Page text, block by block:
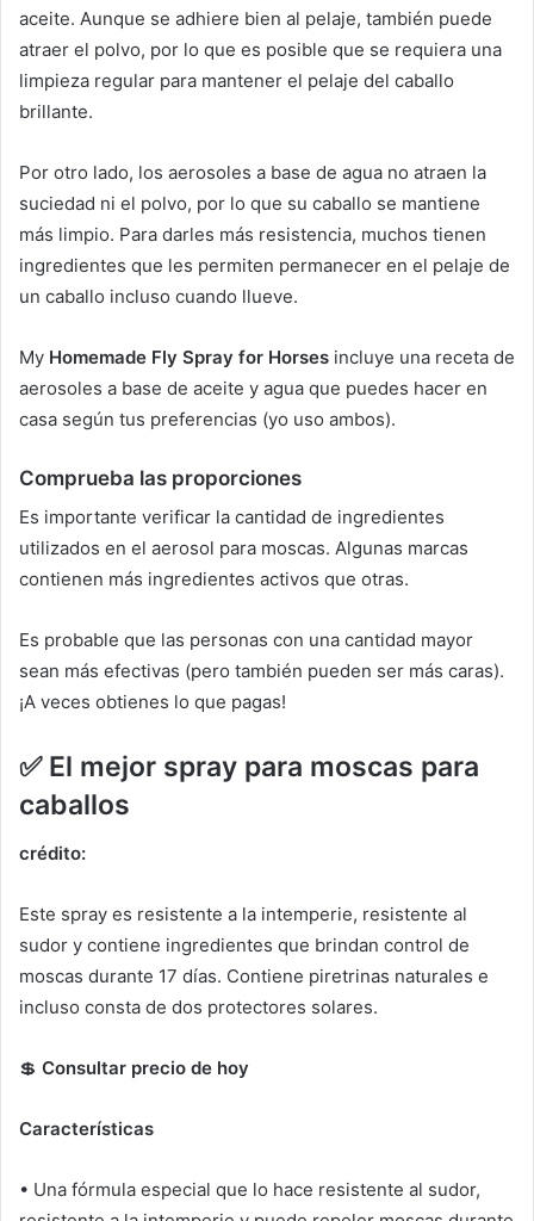
aceite. Aunque se adhiere bien al pelaje, también puede
atraer el polvo, por lo que es posible que se requiera una
limpieza regular para mantener el pelaje del caballo
brillante.
Por otro lado, los aerosoles a base de agua no atraen la
suciedad ni el polvo, por lo que su caballo se mantiene
más limpio. Para darles más resistencia, muchos tienen
ingredientes que les permiten permanecer en el pelaje de
un caballo incluso cuando llueve.
My Homemade Fly Spray for Horses incluye una receta de
aerosoles a base de aceite y agua que puedes hacer en
casa según tus preferencias (yo uso ambos).
Comprueba las proporciones
Es importante verificar la cantidad de ingredientes
utilizados en el aerosol para moscas. Algunas marcas
contienen más ingredientes activos que otras.
Es probable que las personas con una cantidad mayor
sean más efectivas (pero también pueden ser más caras).
¡A veces obtienes lo que pagas!
✅ El mejor spray para moscas para
caballos
crédito:
Este spray es resistente a la intemperie, resistente al
sudor y contiene ingredientes que brindan control de
moscas durante 17 días. Contiene piretrinas naturales e
incluso consta de dos protectores solares.
💲 Consultar precio de hoy
Características
• Una fórmula especial que lo hace resistente al sudor,